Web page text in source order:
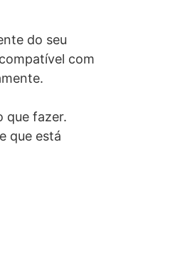
do seu
com
que fazer.
que está